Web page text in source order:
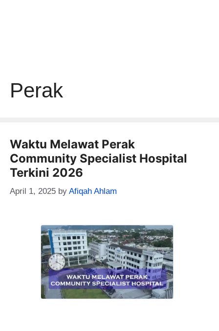
Perak
Waktu Melawat Perak
Community Specialist Hospital
Terkini 2026
April 1, 2025 by Afiqah Ahlam